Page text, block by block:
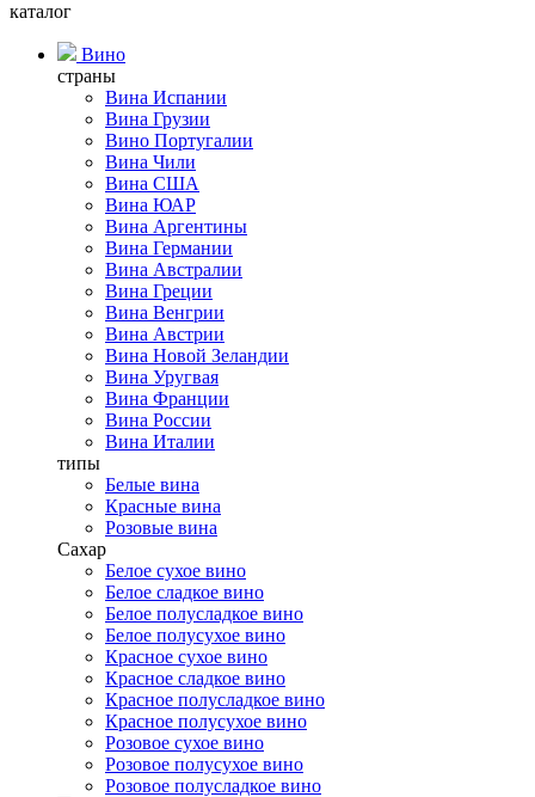
каталог
Вино
страны
Вина Испании
Вина Грузии
Вино Португалии
Вина Чили
Вина США
Вина ЮАР
Вина Аргентины
Вина Германии
Вина Австралии
Вина Греции
Вина Венгрии
Вина Австрии
Вина Новой Зеландии
Вина Уругвая
Вина Франции
Вина России
Вина Италии
типы
Белые вина
Красные вина
Розовые вина
Сахар
Белое сухое вино
Белое сладкое вино
Белое полусладкое вино
Белое полусухое вино
Красное сухое вино
Красное сладкое вино
Красное полусладкое вино
Красное полусухое вино
Розовое сухое вино
Розовое полусухое вино
Розовое полусладкое вино